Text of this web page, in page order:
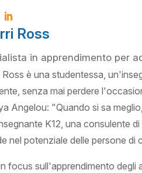
Ross
in apprendimento per
Ross è una studentessa,
senza mai perdere
Angelou: "Quando si sa
K12, una consulente
nel potenziale delle persone di
focus sull'apprendimento degli